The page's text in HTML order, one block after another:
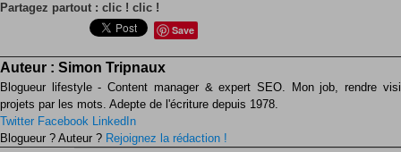
Partagez partout : clic ! clic !
Save
Auteur : Simon Tripnaux
Blogueur lifestyle - Content manager & expert SEO. Mon job, rendre
projets par les mots. Adepte de l'écriture depuis 1978.
Twitter Facebook LinkedIn
Blogueur ? Auteur ? Rejoignez la rédaction !